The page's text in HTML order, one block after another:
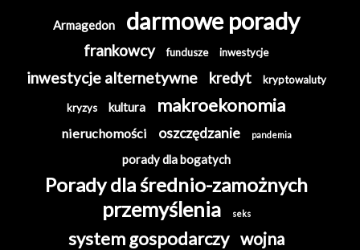
Armagedon darmowe porady
frankowcy fundusze inwestycje
inwestycje alternetywne kredyt kryptowaluty
kryzys kultura makroekonomia
nieruchomości oszczędzanie pandemia
porady dla bogatych
Porady dla średnio-zamożnych
przemyślenia seks
system gospodarczy wojna